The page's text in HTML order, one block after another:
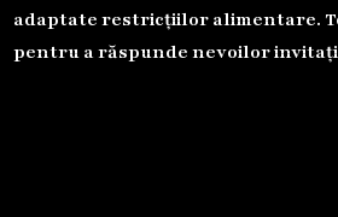
adaptate restricțiilor alimentare.
pentru a răspunde nevoilor